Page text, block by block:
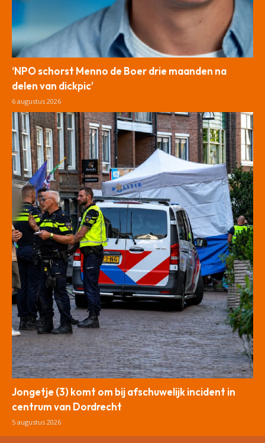
‘NPO schorst Menno de Boer drie maanden na
delen van dickpic’
6 augustus 2026
Jongetje (3) komt om bij afschuwelijk incident in
centrum van Dordrecht
5 augustus 2026